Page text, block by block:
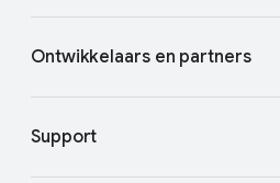
Ontwikkelaars en partners
Support